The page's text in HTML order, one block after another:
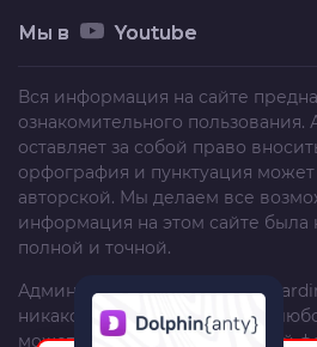
Мы в Youtube
Вся информация на сайте
ознакомительного
оставляет за собой право
орфография и пунктуация может
авторской. Мы делаем все
информация на этом сайте была
полной и точной.
Администрация сайта
никакой ответственности за
может быть причинен в любой